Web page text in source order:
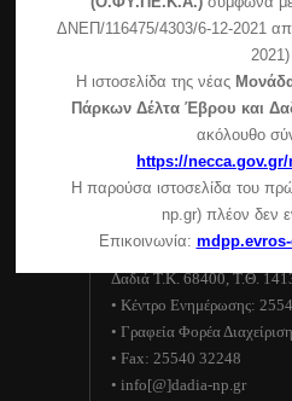
Πεσσάνης)
Συμμετοχή της μονάδας
του δήμου Σουφλίου
Ανακοίνωση για τη
Ενημέρωσης – Κυριακές
Στοιχεία
Εθνικό Πάρκο Δάσους
Δαδιά Τ.Κ. 68400, Τ.Θ.
• Κέντρο Ενημέρωσης:
• Γραφεία Φορέα
• Fax: 25540 32248
• info[@]dadia-np.gr
ΔΝΕΠ/116475/4303/6-12-2021
2021)
Η ιστοσελίδα της νέας
Πάρκων Δέλτα Έβρου και
ακόλουθο
https://
Η παρούσα ιστοσελίδα του
np.gr) πλέον δεν
Επικοινωνία: